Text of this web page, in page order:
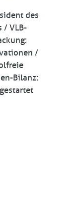
des
/ VLB-
/
Bilanz: